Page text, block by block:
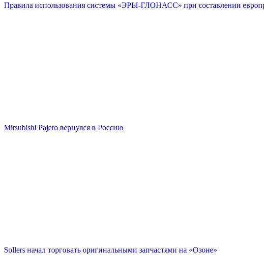
Правила использования системы «ЭРЫ-ГЛОНАСС» при составлении
Mitsubishi Pajero вернулся в Россию
Sollers начал торговать оригинальными запчастями на «Озоне»